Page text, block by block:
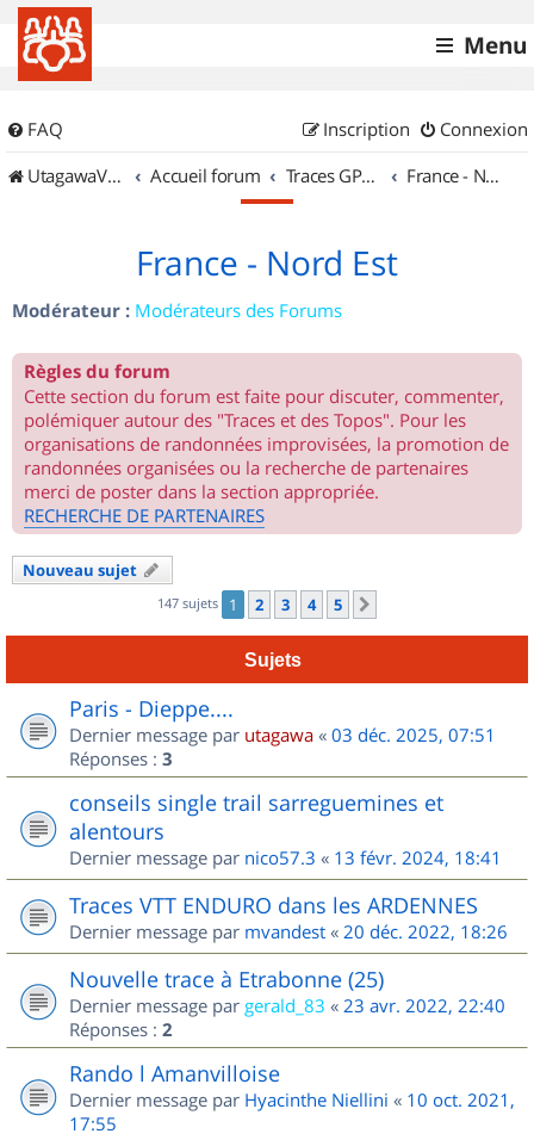
Menu
FAQ Connexion
Inscription
UtagawaVTT (Randos VTT et VTTAE avec traces GPS)
Accueil forum Traces GPS de randos VTT France - Nord Est
France - Nord Est
Modérateur : Modérateurs des Forums
Règles du forum
Cette section du forum est faite pour discuter, commenter,
polémiquer autour des "Traces et des Topos". Pour les
organisations de randonnées improvisées, la promotion de
randonnées organisées ou la recherche de partenaires
merci de poster dans la section appropriée.
RECHERCHE DE PARTENAIRES
Nouveau sujet
147 sujets 1 2 3 4 5
Sujets
Paris - Dieppe....
Dernier message par utagawa « 03 déc. 2025, 07:51
Réponses : 3
conseils single trail sarreguemines et
alentours
Dernier message par nico57.3 « 13 févr. 2024, 18:41
Traces VTT ENDURO dans les ARDENNES
Dernier message par mvandest « 20 déc. 2022, 18:26
Nouvelle trace à Etrabonne (25)
Dernier message par gerald_83 « 23 avr. 2022, 22:40
Réponses : 2
Rando l Amanvilloise
Dernier message par Hyacinthe Niellini « 10 oct. 2021,
17:55